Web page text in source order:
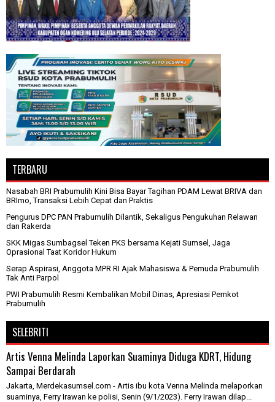
TERBARU
Nasabah BRI Prabumulih Kini Bisa Bayar Tagihan PDAM Lewat BRIVA dan
BRImo, Transaksi Lebih Cepat dan Praktis
Pengurus DPC PAN Prabumulih Dilantik, Sekaligus Pengukuhan Relawan
dan Rakerda
SKK Migas Sumbagsel Teken PKS bersama Kejati Sumsel, Jaga
Oprasional Taat Koridor Hukum
Serap Aspirasi, Anggota MPR RI Ajak Mahasiswa & Pemuda Prabumulih
Tak Anti Parpol
PWI Prabumulih Resmi Kembalikan Mobil Dinas, Apresiasi Pemkot
Prabumulih
SELEBRITI
Artis Venna Melinda Laporkan Suaminya Diduga KDRT, Hidung
Sampai Berdarah
Jakarta, Merdekasumsel.com - Artis ibu kota Venna Melinda melaporkan
suaminya, Ferry Irawan ke polisi, Senin (9/1/2023). Ferry Irawan dilap...